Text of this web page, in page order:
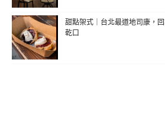
甜點架式｜台北最道地司康，
乾口